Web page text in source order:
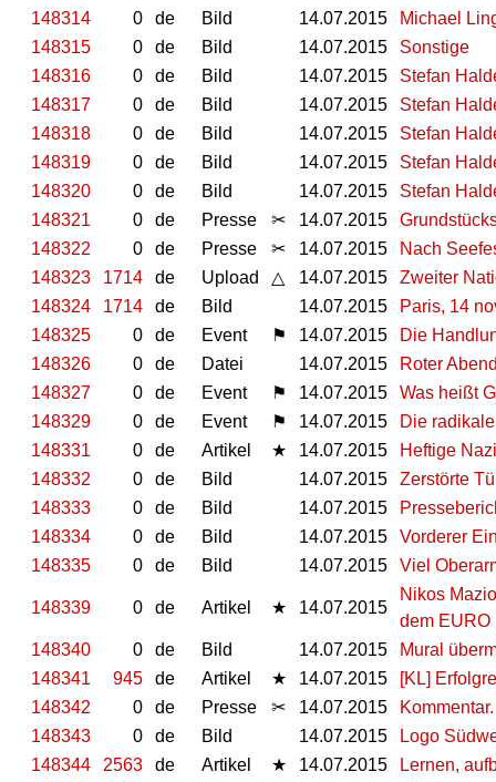
148314
0 de Bild 14.07.2015
Michael
148315
0 de Bild 14.07.2015
Sonstige
148316
0 de Bild 14.07.2015
Stefan
148317
0 de Bild 14.07.2015
Stefan
148318
0 de Bild 14.07.2015
Stefan
148319
0 de Bild 14.07.2015
Stefan
148320
0 de Bild 14.07.2015
Stefan
148321
0 de Presse ✂ 14.07.2015
148322
0 de Presse ✂ 14.07.2015
Nach
148323
1714 de Upload △ 14.07.2015
Zweiter
148324
1714 de Bild 14.07.2015
Paris, 14
148325
0 de Event ⚑ 14.07.2015
Die
148326
0 de Datei 14.07.2015
Roter
148327
0 de Event ⚑ 14.07.2015
Was heißt
148329
0 de Event ⚑ 14.07.2015
Die
148331
0 de Artikel ★ 14.07.2015
Heftige
148332
0 de Bild 14.07.2015
Zerstörte
148333
0 de Bild 14.07.2015
148334
0 de Bild 14.07.2015
Vorderer
148335
0 de Bild 14.07.2015 Viel
148339 0 de Artikel ★ 14.07.2015
Nikos
dem EURO
148340
0 de Bild 14.07.2015
Mural
148341
945 de Artikel ★ 14.07.2015
[KL]
148342
0 de Presse ✂ 14.07.2015
148343
0 de Bild 14.07.2015
Logo
148344
2563 de Artikel ★ 14.07.2015
Lernen,